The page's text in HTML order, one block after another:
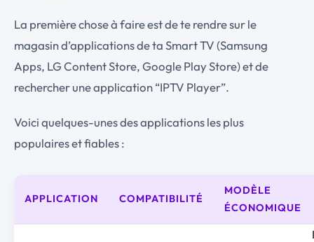
La première chose à faire est de te rendre sur le
magasin d’applications de ta Smart TV (Samsung
Apps, LG Content Store, Google Play Store) et de
rechercher une application “IPTV Player”.
Voici quelques-unes des applications les plus
populaires et fiables :
APPLICATION COMPATIBILITÉ
MODÈLE
ÉCONOMIQUE